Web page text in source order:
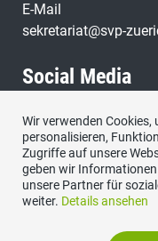
E-Mail
sekretariat@svp-
Social Media
Besuchen Sie uns bei:
Wir verwenden Cookies,
personalisieren,
Zugriffe auf unsere
geben wir
unsere Partner für
weiter. Details ansehen